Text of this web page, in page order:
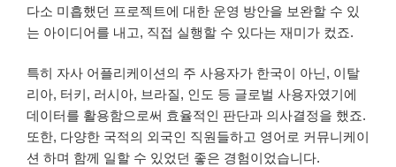
다소 미흡했던 프로젝트에 대한 운영 방안을 보완할 수 있
는 아이디어를 내고, 직접 실행할 수 있다는 재미가 컸죠.
특히 자사 어플리케이션의 주 사용자가 한국이 아닌, 이탈
리아, 터키, 러시아, 브라질, 인도 등 글로벌 사용자였기에
데이터를 활용함으로써 효율적인 판단과 의사결정을 했죠.
또한, 다양한 국적의 외국인 직원들하고 영어로 커뮤니케이
션 하며 함께 일할 수 있었던 좋은 경험이었습니다.